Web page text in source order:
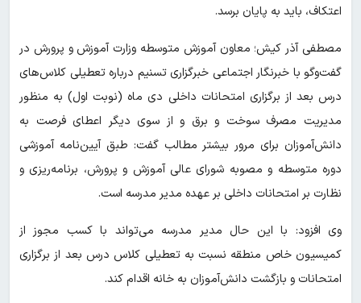
اعتکاف، باید به پایان برسد.
مصطفی آذر کیش؛ معاون آموزش متوسطه وزارت آموزش و پرورش در
گفت‌وگو با خبرنگار اجتماعی خبرگزاری تسنیم درباره تعطیلی کلاس‌های
درس بعد از برگزاری امتحانات داخلی دی ماه (نوبت اول) به منظور
مدیریت مصرف سوخت و برق و از سوی دیگر اعطای فرصت به
دانش‌آموزان برای مرور بیشتر مطالب گفت: طبق آیین‌نامه آموزشی
دوره متوسطه و مصوبه شورای عالی آموزش و پرورش، برنامه‌ریزی و
نظارت بر امتحانات داخلی بر عهده مدیر مدرسه است.
وی افزود: با این حال مدیر مدرسه می‌تواند با کسب مجوز از
کمیسیون خاص منطقه نسبت به تعطیلی کلاس درس بعد از برگزاری
امتحانات و بازگشت دانش‌آموزان به خانه اقدام کند.